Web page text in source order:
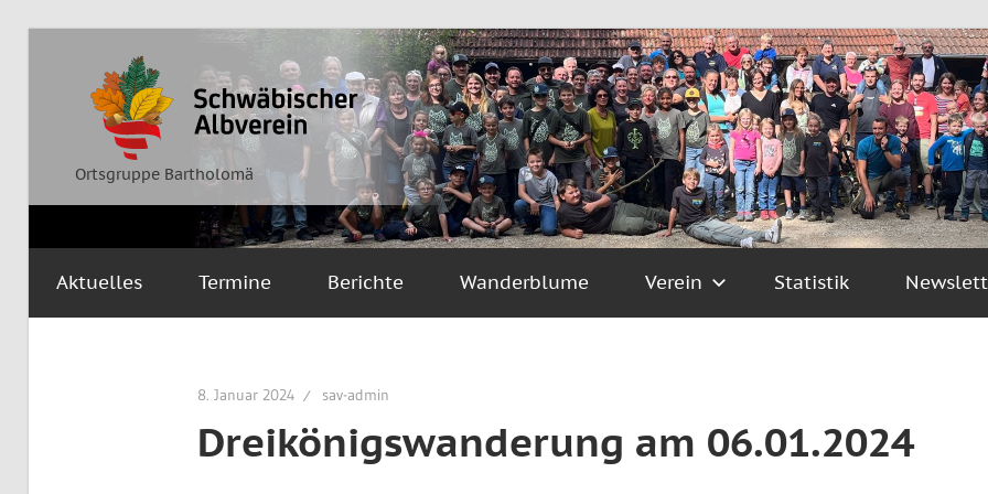
springen
Ortsgruppe Bartholomä
Schwäbischer
Albverein
Ortsgruppe
Bartholomä
Aktuelles Termine Berichte Wanderblume Verein Statistik
8. Januar 2024 sav-admin
Dreikönigswanderung am 06.01.2024